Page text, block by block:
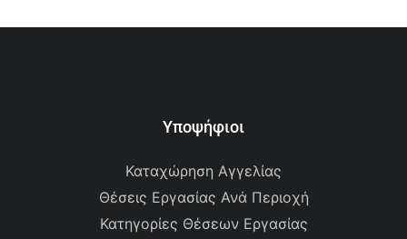
Υποψήφιοι
Καταχώρηση Αγγελίας
Θέσεις Εργασίας Ανά Περιοχή
Κατηγορίες Θέσεων Εργασίας